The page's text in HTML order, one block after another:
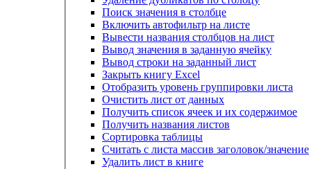
Поиск значения в столбце
Включить автофильтр на листе
Вывести названия столбцов на лист
Вывод значения в заданную ячейку
Вывод строки на заданный лист
Закрыть книгу Excel
Отобразить уровень группировки листа
Очистить лист от данных
Получить список ячеек и их содержимое
Получить названия листов
Сортировка таблицы
Считать с листа массив заголовок/значение
Удалить лист в книге